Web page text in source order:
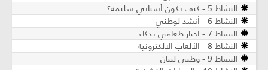
النشاط 5 - كيف تكون أسناني سليمة؟
النشاط 6 - أنشد لوطني
النشاط 7 - اختار طعامي بذكاء
النشاط 8 - الألعاب الإلكترونية
النشاط 9 - وطني لبنان